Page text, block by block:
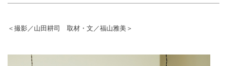
＜撮影／山田耕司 取材・文／福山雅美＞